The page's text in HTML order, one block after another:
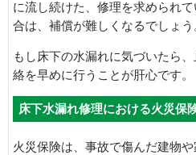
に流し続けた、修理を求められ
合は、補償が難しくなるでしょう
もし床下の水漏れに気づいたら
絡を早めに行うことが肝心です。
床下水漏れ修理における火災保
火災保険は、事故で傷んだ建物